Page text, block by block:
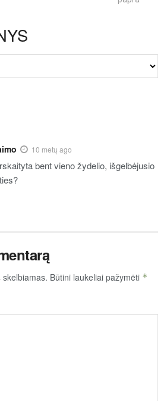
10 metų ago
bent vieno žydelio, išgelbėjusio
Būtini laukeliai pažymėti *